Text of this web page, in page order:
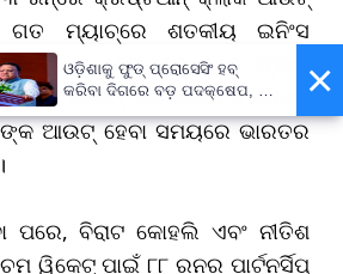
ମ୍ୟାଚ୍‌ରେ ଶତକୀୟ ଇନିଂସ
ଇନ୍ଦୋରରେ କିନ୍ତୁ ଫ୍ଲପ୍
ଜାଡେନ୍ ଲେନକ୍ସଙ୍କ ଶିକାର
ଆଉଟ୍ ହେବା ସମୟରେ ଭାରତର
ପରେ,ବିରାଟ କୋହଲି ଏବଂ ନୀତିଶ
ୱିକେଟ୍ ପାଇଁ ୮୮ ରନର ପାର୍ଟନର୍ସିପ୍‌
×
ଓଡ଼ିଶାକୁ ଫୁଡ୍ ପ୍ରୋସେସିଂ ହବ୍
କରିବା ଦିଗରେ ବଡ଼ ପଦକ୍ଷେପ, ୪୨